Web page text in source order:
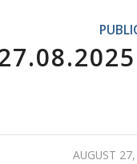
AUGUST/